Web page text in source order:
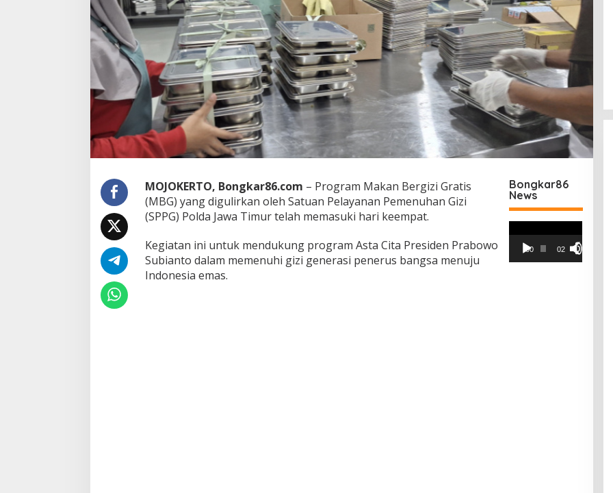
e
n
u
G
z
i
P
e
l
a
a
r
,
P
o
g
r
a
MOJOKERTO, Bongkar86.com – Program Makan Bergizi Gratis
(MBG) yang digulirkan oleh Satuan Pelayanan Pemenuhan Gizi
(SPPG) Polda Jawa Timur telah memasuki hari keempat.
Kegiatan ini untuk mendukung program Asta Cita Presiden Prabowo
Subianto dalam memenuhi gizi generasi penerus bangsa menuju
Indonesia emas.
Bongkar86
News
Video
00:00 02:42